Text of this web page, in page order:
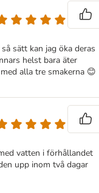
sätt kan jag öka deras
helst bara äter
alla tre smakerna 😊
vatten i förhållandet
upp inom två dagar